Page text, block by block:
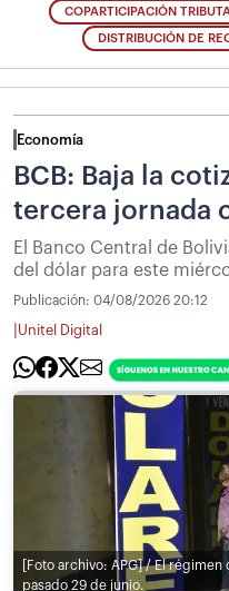
COPARTICIPACIÓN
DISTRIBUCIÓN DE
Economía
BCB: Baja la
tercera jornada
El Banco Central de
del dólar para este
Publicación: 04/08/2026 20:12
Unitel Digital
[Foto archivo: APG] / El
pasado 29 de junio.